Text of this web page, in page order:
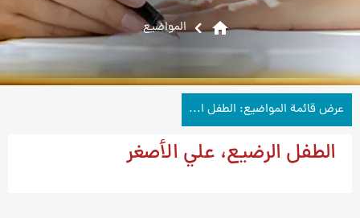
home المواضیع
عرض قائمة المواضيع: الطفل الرضيع، علي الأصغر
الطفل الرضيع، علي الأصغر